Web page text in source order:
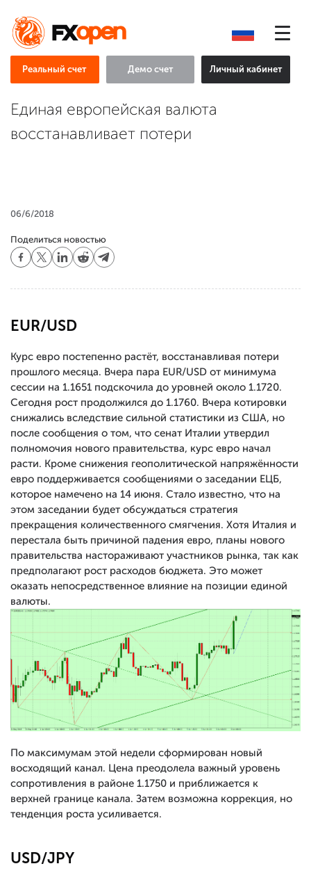
Реальный счет Демо счет Личный кабинет
Единая европейская валюта
восстанавливает потери
06/6/2018
Поделиться новостью
EUR/USD
Курс евро постепенно растёт, восстанавливая потери
прошлого месяца. Вчера пара EUR/USD от минимума
сессии на 1.1651 подскочила до уровней около 1.1720.
Сегодня рост продолжился до 1.1760. Вчера котировки
снижались вследствие сильной статистики из США, но
после сообщения о том, что сенат Италии утвердил
полномочия нового правительства, курс евро начал
расти. Кроме снижения геополитической напряжённости
евро поддерживается сообщениями о заседании ЕЦБ,
которое намечено на 14 июня. Стало известно, что на
этом заседании будет обсуждаться стратегия
прекращения количественного смягчения. Хотя Италия и
перестала быть причиной падения евро, планы нового
правительства настораживают участников рынка, так как
предполагают рост расходов бюджета. Это может
оказать непосредственное влияние на позиции единой
валюты.
По максимумам этой недели сформирован новый
восходящий канал. Цена преодолела важный уровень
сопротивления в районе 1.1750 и приближается к
верхней границе канала. Затем возможна коррекция, но
тенденция роста усиливается.
USD/JPY